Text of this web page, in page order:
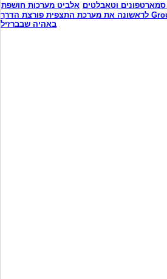
אלביט מערכות חושפת
לראשונה את מערכת התצפית פורצת הדרך GroundEye ששמשה להבטחת ביטחונם של החוגגים בקרנבל סלבדור די
באהיה שבברזיל